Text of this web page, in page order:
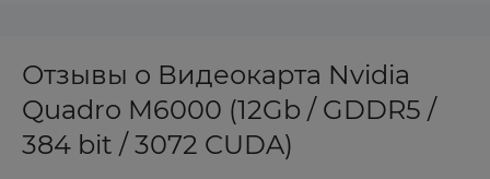
Отзывы о Видеокарта Nvidia
Quadro M6000 (12Gb / GDDR5 /
384 bit / 3072 CUDA)